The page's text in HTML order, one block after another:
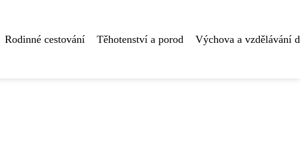
Rodinné cestování Těhotenství a porod Výchova a vzdělávání